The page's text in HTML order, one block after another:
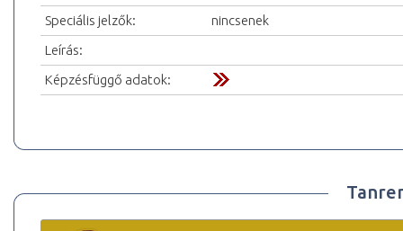
Speciális jelzők:
nincsenek
Leírás:
Képzésfüggő adatok: